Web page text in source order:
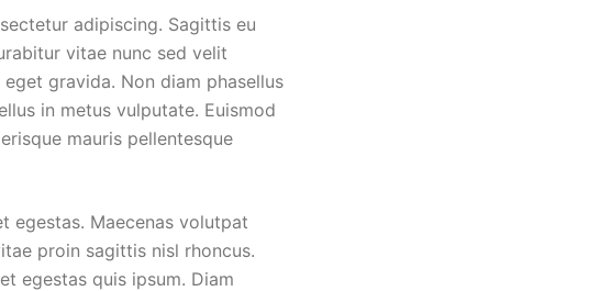
adipiscing. Sagittis eu
vitae nunc sed velit
gravida. Non diam phasellus
in metus vulputate. Euismod
mauris pellentesque
egestas. Maecenas volutpat
proin sagittis nisl rhoncus.
egestas quis ipsum. Diam